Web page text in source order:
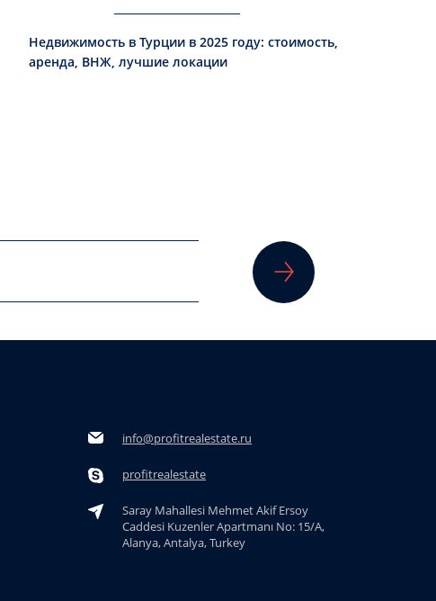
Недвижимость в Турции в 2025 году: стоимость,
аренда, ВНЖ, лучшие локации
info@profitrealestate.ru
profitrealestate
Saray Mahallesi Mehmet Akif Ersoy
Caddesi Kuzenler Apartmanı No: 15/A,
Alanya, Antalya, Turkey